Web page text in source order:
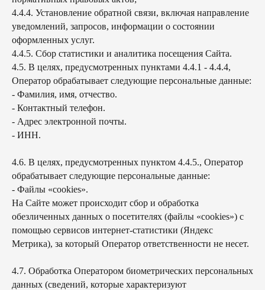
4.4.4. Установление обратной связи, включая направление
уведомлений, запросов, информации о состоянии
оформленных услуг.
4.4.5. Сбор статистики и аналитика посещения Сайта.
4.5. В целях, предусмотренных пунктами 4.4.1 - 4.4.4,
Оператор обрабатывает следующие персональные данные:
- Фамилия, имя, отчество.
- Контактный телефон.
- Адрес электронной почты.
- ИНН.
4.6. В целях, предусмотренных пунктом 4.4.5., Оператор
обрабатывает следующие персональные данные:
- Файлы «cookies».
На Сайте может происходит сбор и обработка
обезличенных данных о посетителях (файлы «cookies») с
помощью сервисов интернет-статистики (Яндекс
Метрика), за который Оператор ответственности не несет.
4.7. Обработка Оператором биометрических персональных
данных (сведений, которые характеризуют